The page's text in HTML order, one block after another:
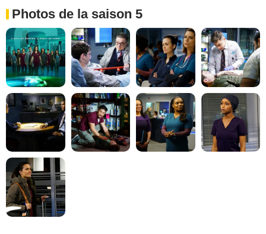
Photos de la saison 5